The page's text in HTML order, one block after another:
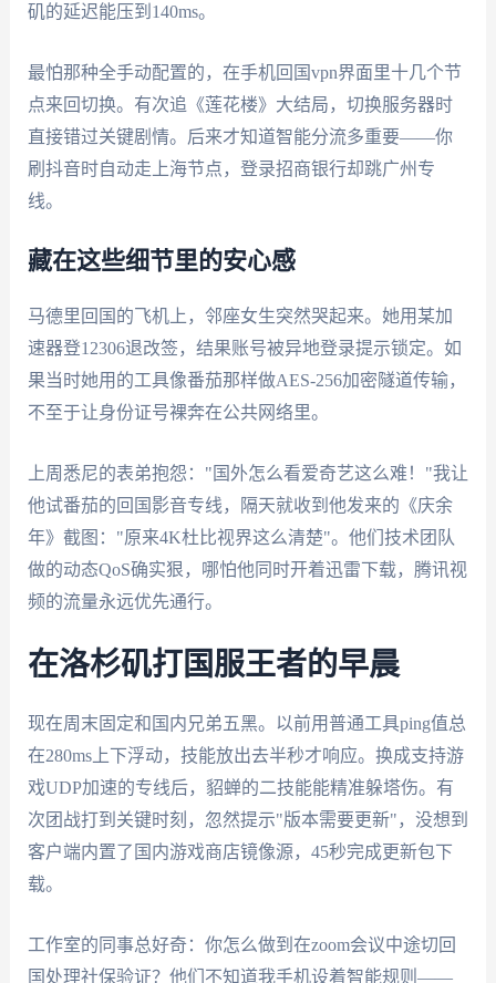
矶的延迟能压到140ms。
最怕那种全手动配置的，在手机回国vpn界面里十几个节
点来回切换。有次追《莲花楼》大结局，切换服务器时
直接错过关键剧情。后来才知道智能分流多重要——你
刷抖音时自动走上海节点，登录招商银行却跳广州专
线。
藏在这些细节里的安心感
马德里回国的飞机上，邻座女生突然哭起来。她用某加
速器登12306退改签，结果账号被异地登录提示锁定。如
果当时她用的工具像番茄那样做AES-256加密隧道传输，
不至于让身份证号裸奔在公共网络里。
上周悉尼的表弟抱怨："国外怎么看爱奇艺这么难！"我让
他试番茄的回国影音专线，隔天就收到他发来的《庆余
年》截图："原来4K杜比视界这么清楚"。他们技术团队
做的动态QoS确实狠，哪怕他同时开着迅雷下载，腾讯视
频的流量永远优先通行。
在洛杉矶打国服王者的早晨
现在周末固定和国内兄弟五黑。以前用普通工具ping值总
在280ms上下浮动，技能放出去半秒才响应。换成支持游
戏UDP加速的专线后，貂蝉的二技能能精准躲塔伤。有
次团战打到关键时刻，忽然提示"版本需要更新"，没想到
客户端内置了国内游戏商店镜像源，45秒完成更新包下
载。
工作室的同事总好奇：你怎么做到在zoom会议中途切回
国处理社保验证？他们不知道我手机设着智能规则——